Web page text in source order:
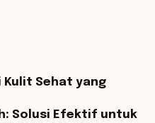
Kulit Sehat yang
Solusi Efektif untuk